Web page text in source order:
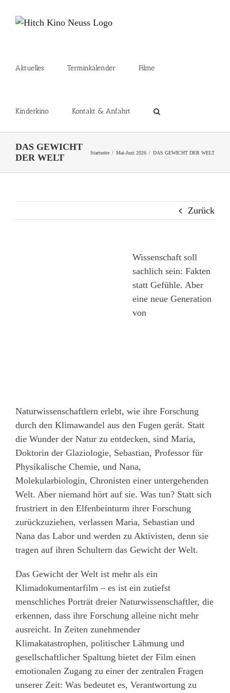
Inhalt
Aktuelles Terminkalender Filme
Kinderkino Kontakt & Anfahrt
DAS GEWICHT
DER WELT
Startseite Mai-Juni 2026 DAS GEWICHT DER WELT
Zurück
Wissenschaft soll
sachlich sein: Fakten
statt Gefühle. Aber
eine neue Generation
von
Naturwissenschaftlern erlebt, wie ihre Forschung
durch den Klimawandel aus den Fugen gerät. Statt
die Wunder der Natur zu entdecken, sind Maria,
Doktorin der Glaziologie, Sebastian, Professor für
Physikalische Chemie, und Nana,
Molekularbiologin, Chronisten einer untergehenden
Welt. Aber niemand hört auf sie. Was tun? Statt sich
frustriert in den Elfenbeinturm ihrer Forschung
zurückzuziehen, verlassen Maria, Sebastian und
Nana das Labor und werden zu Aktivisten, denn sie
tragen auf ihren Schultern das Gewicht der Welt.
Das Gewicht der Welt ist mehr als ein
Klimadokumentarfilm – es ist ein zutiefst
menschliches Porträt dreier Naturwissenschaftler, die
erkennen, dass ihre Forschung alleine nicht mehr
ausreicht. In Zeiten zunehmender
Klimakatastrophen, politischer Lähmung und
gesellschaftlicher Spaltung bietet der Film einen
emotionalen Zugang zu einer der zentralen Fragen
unserer Zeit: Was bedeutet es, Verantwortung zu